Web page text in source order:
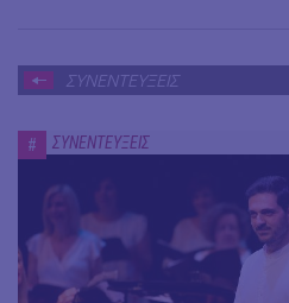
ΣΥΝΕΝΤΕΥΞΕΙΣ
# ΣΥΝΕΝΤΕΥΞΕΙΣ